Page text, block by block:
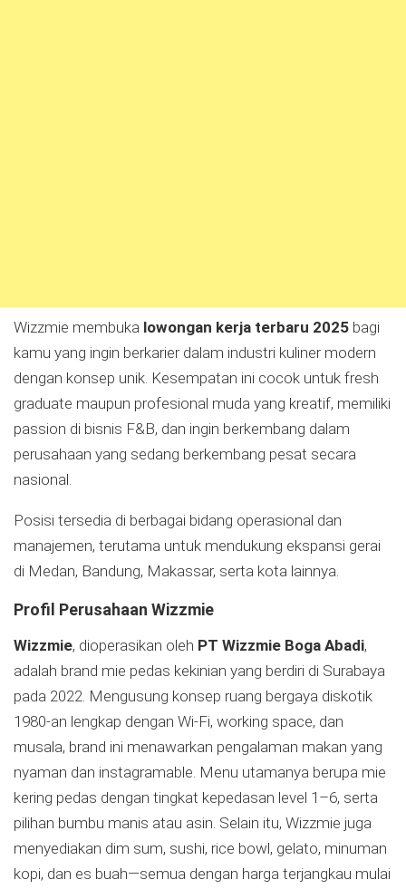
Wizzmie membuka lowongan kerja terbaru 2025 bagi
kamu yang ingin berkarier dalam industri kuliner modern
dengan konsep unik. Kesempatan ini cocok untuk fresh
graduate maupun profesional muda yang kreatif, memiliki
passion di bisnis F&B, dan ingin berkembang dalam
perusahaan yang sedang berkembang pesat secara
nasional.
Posisi tersedia di berbagai bidang operasional dan
manajemen, terutama untuk mendukung ekspansi gerai
di Medan, Bandung, Makassar, serta kota lainnya.
Profil Perusahaan Wizzmie
Wizzmie, dioperasikan oleh PT Wizzmie Boga Abadi,
adalah brand mie pedas kekinian yang berdiri di Surabaya
pada 2022. Mengusung konsep ruang bergaya diskotik
1980‑an lengkap dengan Wi‑Fi, working space, dan
musala, brand ini menawarkan pengalaman makan yang
nyaman dan instagramable. Menu utamanya berupa mie
kering pedas dengan tingkat kepedasan level 1–6, serta
pilihan bumbu manis atau asin. Selain itu, Wizzmie juga
menyediakan dim sum, sushi, rice bowl, gelato, minuman
kopi, dan es buah—semua dengan harga terjangkau mulai